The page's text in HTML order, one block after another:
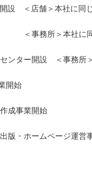
設 ＜店舗＞本社に同
＜事務所＞本社に
ター開設 ＜事務所
開始
成事業開始
版・ホームページ運営